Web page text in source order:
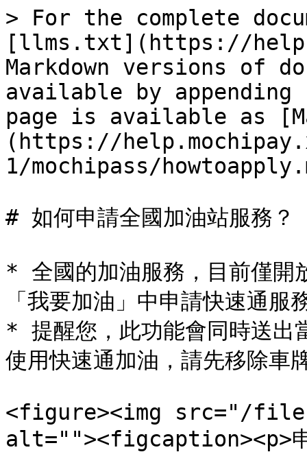
> For the complete
[llms.txt](https://
Markdown versions of
available by
page is available as
(https://
1/mochipass/
# 如何申請全國加油站服務？
* 全國的加油服務，目前僅開
「我要加油」中申請快速通服
* 提醒您，此功能會同時送出
使用快速通加油，請先移除車
<figure><img src="/files/
alt=""><figcaption><p>申